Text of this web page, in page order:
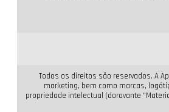
Todos os direitos são reservados. A
marketing, bem como marcas,
propriedade intelectual (doravante